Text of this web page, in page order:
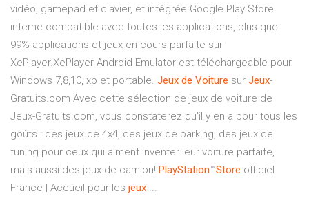
vidéo, gamepad et clavier, et intégrée Google Play Store
interne compatible avec toutes les applications, plus que
99% applications et jeux en cours parfaite sur
XePlayer.XePlayer Android Emulator est téléchargeable pour
Windows 7,8,10, xp et portable. Jeux de Voiture sur Jeux-
Gratuits.com Avec cette sélection de jeux de voiture de
Jeux-Gratuits.com, vous constaterez qu'il y en a pour tous les
goûts : des jeux de 4x4, des jeux de parking, des jeux de
tuning pour ceux qui aiment inventer leur voiture parfaite,
mais aussi des jeux de camion! PlayStation™Store officiel
France | Accueil pour les jeux ...